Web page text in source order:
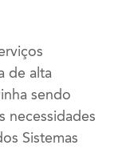
de alta
sendo
necessidades
Sistemas